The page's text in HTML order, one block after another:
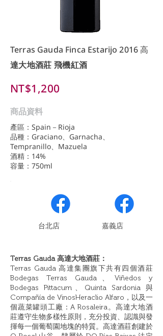
Terras Gauda Finca Estarijo 2016 ⾼
達⼤地酒莊 飛機紅酒
NT$1,200
商品資料
產區：Spain－Rioja
品種：Graciano、Garnacha、
Tempranillo、Mazuela
酒精：14%
容量：750ml
​台北店 嘉義店
Terras Gauda ⾼達⼤地酒莊：
Terras Gauda ⾼達集團旗下共有四個酒莊
Bodegas Terras Gauda、Viñedos y
Bodegas Pittacum、Quinta Sardonia 與
Compañía de VinosHeraclio Alfaro，以及⼀
個蔬菜罐頭⼯廠：A Rosaleira。⾼達⼤地酒
莊遵守⽣物多樣性原則，充分投資、認識與發
揮每⼀個葡萄園地塊的特質。⾼達酒莊創建於